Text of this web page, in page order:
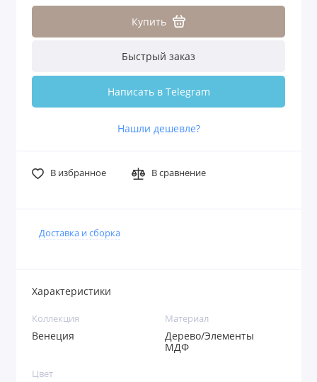
Купить
Быстрый заказ
Написать в Telegram
Нашли дешевле?
В избранное В сравнение
Доставка и сборка
Характеристики
Коллекция
Венеция
Материал
Дерево/Элементы
МДФ
Цвет